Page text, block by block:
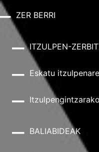
ZER BERRI
ITZULPEN-
Eskatu
BALIABIDEAK